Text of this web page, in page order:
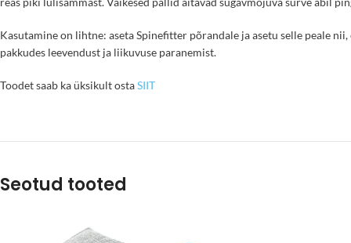
Kasutamine on lihtne: aseta Spinefitter põrandale ja asetu selle peale
pakkudes leevendust ja liikuvuse paranemist.
Toodet saab ka üksikult ostaSIIT
Seotud tooted